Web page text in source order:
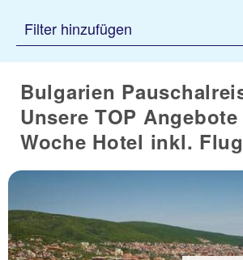
Filter hinzufügen
Bulgarien
Unsere TOP Angebote
Woche Hotel inkl. Flug